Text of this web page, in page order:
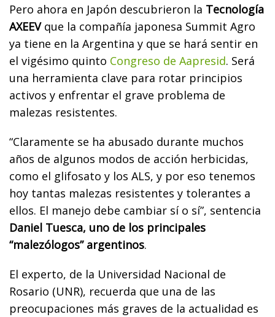
Pero ahora en Japón descubrieron la Tecnología
AXEEVque la compañía japonesa Summit Agro
ya tiene en la Argentina y que se hará sentir en
el vigésimo quinto Congreso de Aapresid. Será
una herramienta clave para rotar principios
activos y enfrentar el grave problema de
malezas resistentes.
“Claramente se ha abusado durante muchos
años de algunos modos de acción herbicidas,
como el glifosato y los ALS, y por eso tenemos
hoy tantas malezas resistentes y tolerantes a
ellos. El manejo debe cambiar sí o sí”, sentencia
Daniel Tuesca, uno de los principales
“malezólogos” argentinos.
El experto, de la Universidad Nacional de
Rosario (UNR), recuerda que una de las
preocupaciones más graves de la actualidad es